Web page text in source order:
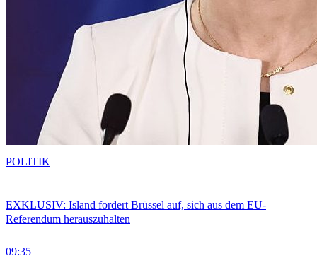
EXKLUSIV: Island fordert Brüssel auf, sich aus dem EU-
Referendum herauszuhalten
09:35
POLITIK